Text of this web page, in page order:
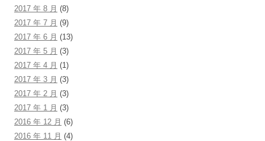
2017 年 8 月 (8)
2017 年 7 月 (9)
2017 年 6 月 (13)
2017 年 5 月 (3)
2017 年 4 月 (1)
2017 年 3 月 (3)
2017 年 2 月 (3)
2017 年 1 月 (3)
2016 年 12 月 (6)
2016 年 11 月 (4)